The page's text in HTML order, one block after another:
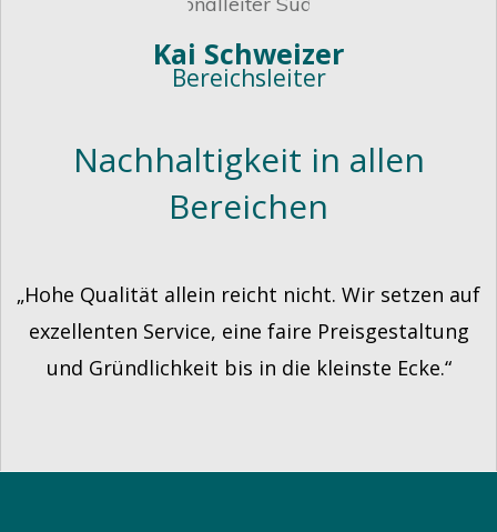
Kai Schweizer
Bereichsleiter
Nachhaltigkeit in allen
Bereichen
„Hohe Qualität allein reicht nicht. Wir setzen auf
exzellenten Service, eine faire Preisgestaltung
und Gründlichkeit bis in die kleinste Ecke.“